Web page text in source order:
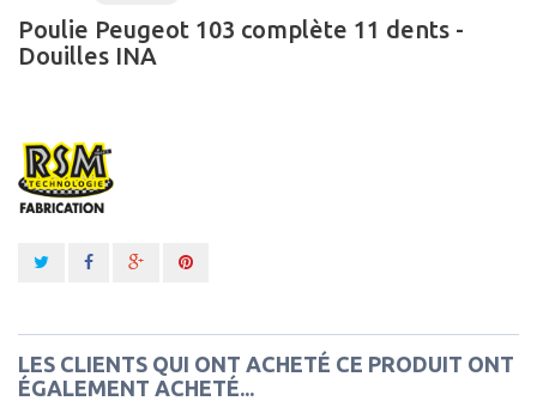
Poulie Peugeot 103 complète 11 dents -
Douilles INA
LES CLIENTS QUI ONT ACHETÉ CE PRODUIT ONT
ÉGALEMENT ACHETÉ...